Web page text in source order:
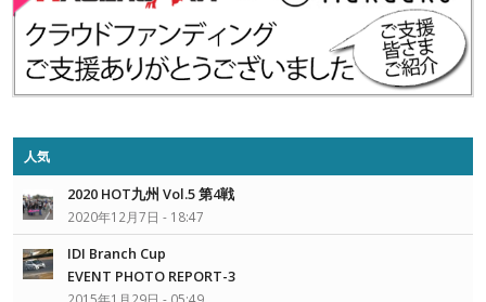
人気
2020 HOT九州 Vol.5 第4戦
2020年12月7日 - 18:47
IDI Branch Cup
EVENT PHOTO REPORT-3